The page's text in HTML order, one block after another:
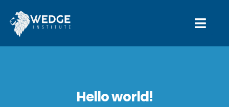
Hello world!